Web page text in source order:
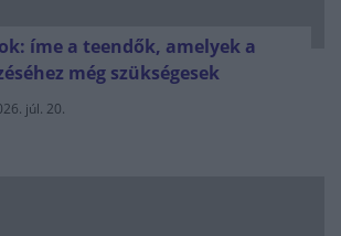
íme a teendők, amelyek a
még szükségesek
júl. 20.